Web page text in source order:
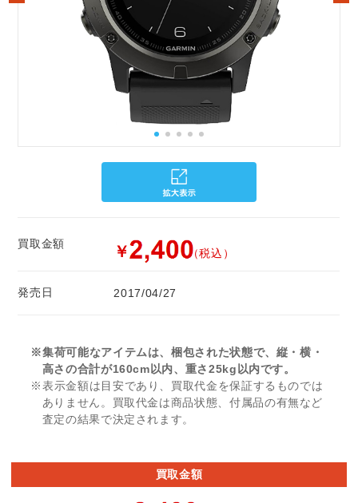
買取金額 ￥ （税込）
発売日 2017/04/27
※集荷可能なアイテムは、梱包された状態で、縦・横・
高さの合計が160cm以内、重さ25kg以内です。
※表示金額は目安であり、買取代金を保証するものでは
ありません。買取代金は商品状態、付属品の有無など
査定の結果で決定されます。
買取金額